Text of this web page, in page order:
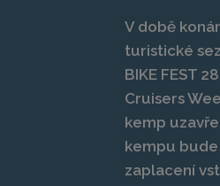
V době
turistické
BIKE FEST
Cruisers
kemp
kempu
zaplacení